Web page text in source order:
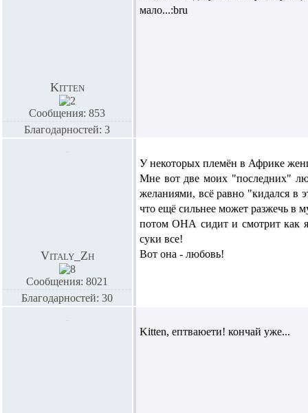
Kitten
Сообщения: 853
Благодарностей: 3
мало...:bru
Vitaly_Zh
Сообщения: 8021
Благодарностей: 30
У некоторых племён в Африке
Мне вот две моих "последних"
желаниями, всё равно "кидался в
что ещё сильнее может разжечь в
потом ОНА сидит и смотрит как
суки все!
Вот она - любовь!
Kitten, ептваюети! кончай уже...